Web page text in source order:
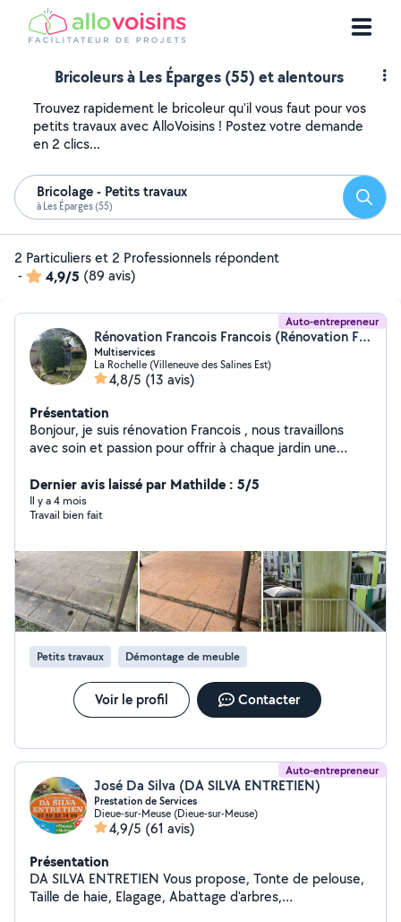
Bricoleurs à Les Éparges (55) et alentours
Trouvez rapidement le bricoleur qu'il vous faut pour vos
petits travaux avec AlloVoisins ! Postez votre demande
en 2 clics...
Bricolage - Petits travaux
à Les Éparges (55)
2 Particuliers et 2 Professionnels répondent
-
4,9/5 (89 avis)
Auto-entrepreneur
Rénovation Francois Francois (Rénovation François)
Multiservices
La Rochelle (Villeneuve des Salines Est)
4,8/5 (13 avis)
Présentation
Bonjour, je suis rénovation Francois , nous travaillons
avec soin et passion pour offrir à chaque jardin une
proposés : Tonte de pelouse & taille de haies
Débroussaillage & désherbage Entretien des massifs
Évacuation des déchets verts Ramassage de feuilles
entretenu et sans contrainte. » Travaux bâtiment
Peinture intérieur et extérieur Traitement Toiture
hydrofuge Nettoyage gouttière Nettoyage, mur,
terrasse, tout type de dallage Travail, soigné minutieux
avec devis et facture
Dernier avis laissé par Mathilde : 5/5
Il y a 4 mois
Travail bien fait
Petits travaux Démontage de meuble
Voir le profil Contacter
Auto-entrepreneur
José Da Silva (DA SILVA ENTRETIEN)
Prestation de Services
Dieue-sur-Meuse (Dieue-sur-Meuse)
4,9/5 (61 avis)
Présentation
DA SILVA ENTRETIEN Vous propose, Tonte de pelouse,
Taille de haie, Elagage, Abattage d'arbres,